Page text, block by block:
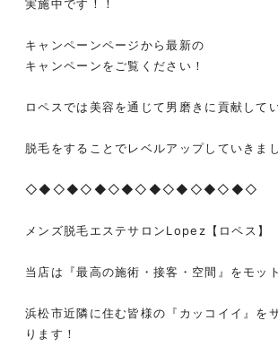
実施中です！！
キャンペーンページから最新の
キャンペーンをご覧ください！
ロペスでは美容を通じて男磨きに貢献して
脱毛をすることでレベルアップしていきま
◇◆◇◆◇◆◇◆◇◆◇◆◇◆◇◆◇
メンズ脱毛エステサロンLopez【ロペス】
当店は『最高の施術・接客・空間』をモッ
浜松市近隣に住む皆様の『カッコイイ』を
ります！